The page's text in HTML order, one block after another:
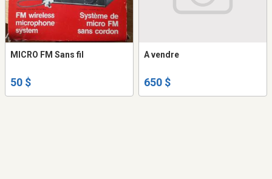
MICRO FM Sans fil
50 $
A vendre
650 $